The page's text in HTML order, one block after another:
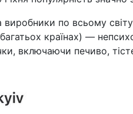
виробники по всьому
країнах) —
включаючи печиво,